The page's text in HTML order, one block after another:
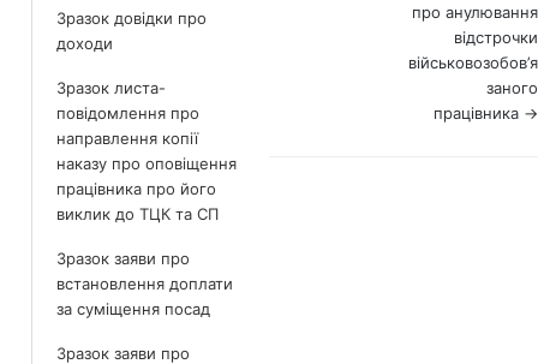
Зразок довідки про
доходи
Зразок листа-
повідомлення про
направлення копії
наказу про оповіщення
працівника про його
виклик до ТЦК та СП
Зразок заяви про
встановлення доплати
за суміщення посад
Зразок заяви про
документахпро анулювання
відстрочки
військовозобов’я
заного
працівника →